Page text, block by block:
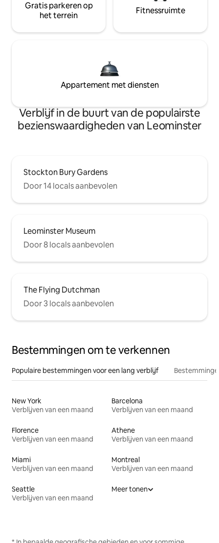
Gratis parkeren op
het terrein
Fitnessruimte
Appartement met diensten
Verblijf in de buurt van de populairste
bezienswaardigheden van Leominster
Stockton Bury Gardens
Door 14 locals aanbevolen
Leominster Museum
Door 8 locals aanbevolen
The Flying Dutchman
Door 3 locals aanbevolen
Bestemmingen om te verkennen
Populaire bestemmingen voor een lang verblijf
New York
Verblijven van een maand
Barcelona
Verblijven van een maand
Florence
Verblijven van een maand
Athene
Verblijven van een maand
Miami
Verblijven van een maand
Montreal
Verblijven van een maand
Seattle
Verblijven van een maand
Meer tonen